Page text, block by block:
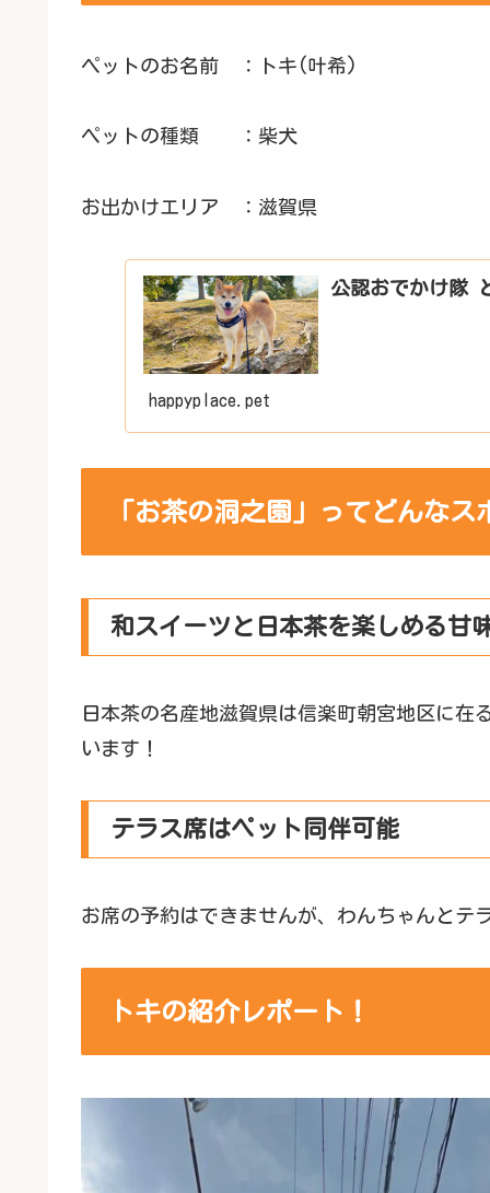
ペットのお名前 ：トキ(叶希)
ペットの種類 ：柴犬
お出かけエリア ：滋賀県
公認おでかけ隊
happyplace.pet
「お茶の洞之園」ってどんなス
和スイーツと日本茶を楽しめる甘
日本茶の名産地滋賀県は信楽町朝宮地区に在
います！
テラス席はペット同伴可能
お席の予約はできませんが、わんちゃんとテ
トキの紹介レポート！